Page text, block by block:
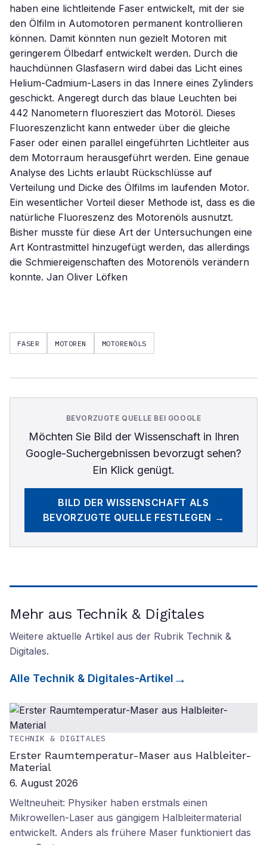
haben eine lichtleitende Faser entwickelt, mit der sie
den Ölfilm in Automotoren permanent kontrollieren
können. Damit könnten nun gezielt Motoren mit
geringerem Ölbedarf entwickelt werden. Durch die
hauchdünnen Glasfasern wird dabei das Licht eines
Helium-Cadmium-Lasers in das Innere eines Zylinders
geschickt. Angeregt durch das blaue Leuchten bei
442 Nanometern fluoresziert das Motoröl. Dieses
Fluoreszenzlicht kann entweder über die gleiche
Faser oder einen parallel eingeführten Lichtleiter aus
dem Motorraum herausgeführt werden. Eine genaue
Analyse des Lichts erlaubt Rückschlüsse auf
Verteilung und Dicke des Ölfilms im laufenden Motor.
Ein wesentlicher Vorteil dieser Methode ist, dass es die
natürliche Fluoreszenz des Motorenöls ausnutzt.
Bisher musste für diese Art der Untersuchungen eine
Art Kontrastmittel hinzugefügt werden, das allerdings
die Schmiereigenschaften des Motorenöls verändern
konnte. Jan Oliver Löfken
FASER MOTOREN MOTORENÖLS
BEVORZUGTE QUELLE BEI GOOGLE
Möchten Sie Bild der Wissenschaftin Ihren
Google-Suchergebnissen bevorzugt sehen?
Ein Klick genügt.
BILD DER WISSENSCHAFT ALS
BEVORZUGTE QUELLE FESTLEGEN →
Mehr aus Technik & Digitales
Weitere aktuelle Artikel aus der Rubrik Technik &
Digitales.
Alle Technik & Digitales-Artikel
TECHNIK & DIGITALES
Erster Raumtemperatur-Maser aus Halbleiter-
Material
6. August 2026
Weltneuheit: Physiker haben erstmals einen
Mikrowellen-Laser aus gängigem Halbleitermaterial
entwickelt. Anders als frühere Maser funktioniert das